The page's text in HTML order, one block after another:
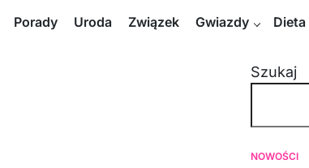
Porady Uroda Związek Gwiazdy Dieta
Szukaj
NOWOŚCI